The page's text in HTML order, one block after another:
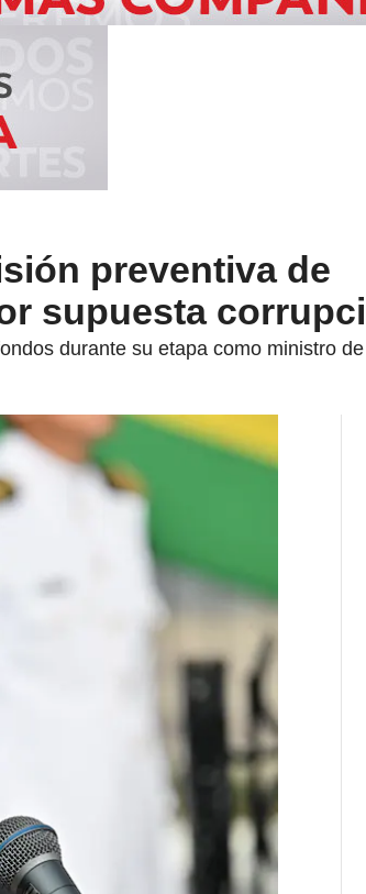
preventiva de
supuesta
durante su etapa como ministro